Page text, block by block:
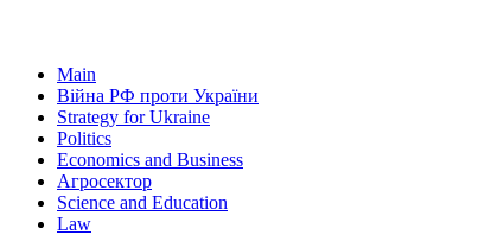
Main
Війна РФ проти України
Strategy for Ukraine
Politics
Economics and Business
Агросектор
Science and Education
Law